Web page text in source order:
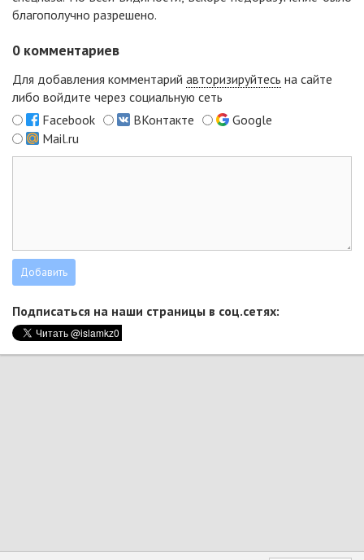
благополучно разрешено.
0 комментариев
Для добавления комментарий авторизируйтесь на сайте
либо войдите через социальную сеть
Facebook
ВКонтакте
Google
Mail.ru
Подписаться на наши страницы в соц.сетях: